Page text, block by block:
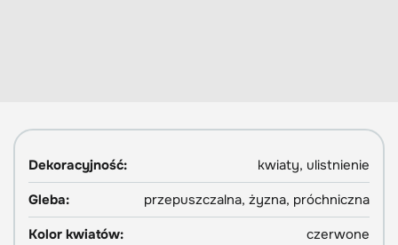
Dekoracyjność:
kwiaty, ulistnienie
Gleba:
przepuszczalna, żyzna, próchniczna
Kolor kwiatów:
czerwone